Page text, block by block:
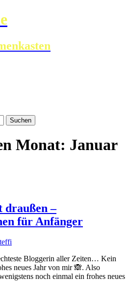
Monat: Januar
–
für Anfänger
Bloggerin aller Zeiten… Kein
neues Jahr von mir 🙈. Also
noch einmal ein frohes neues